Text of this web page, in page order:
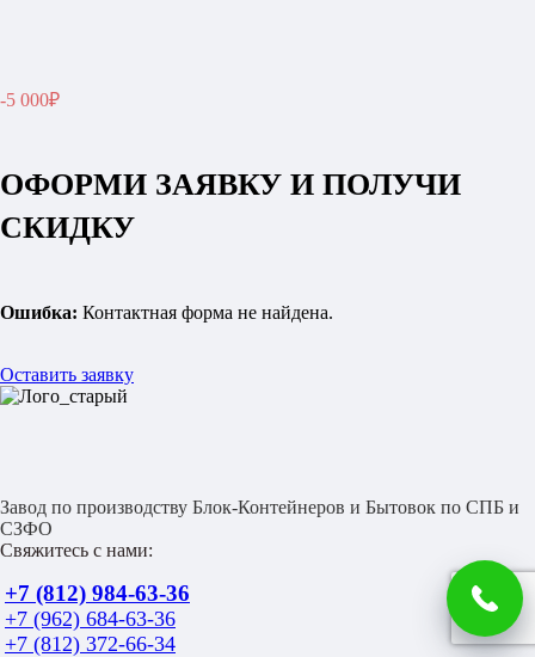
-5 000₽
ОФОРМИ ЗАЯВКУ И ПОЛУЧИ
СКИДКУ
Ошибка: Контактная форма не найдена.
Оставить заявку
Завод по производству Блок-Контейнеров и Бытовок по СПБ и
СЗФО
Свяжитесь с нами:
+7 (812) 984-63-36
+7 (962) 684-63-36
+7 (812) 372-66-34